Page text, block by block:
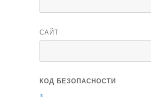
САЙТ
КОД БЕЗОПАСНОСТИ
*